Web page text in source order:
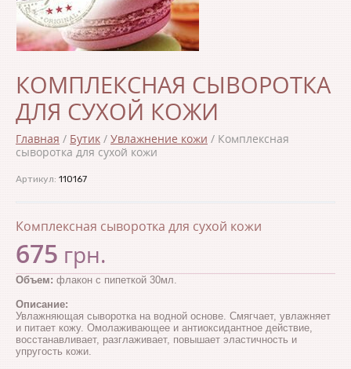
КОМПЛЕКСНАЯ СЫВОРОТКА
ДЛЯ СУХОЙ КОЖИ
Главная / Бутик / Увлажнение кожи / Комплексная
сыворотка для сухой кожи
Артикул: 110167
Комплексная сыворотка для сухой кожи
675 грн.
Объем: флакон с пипеткой 30мл.
Описание:
Увлажняющая сыворотка на водной основе. Смягчает, увлажняет
и питает кожу. Омолаживающее и антиоксидантное действие,
восстанавливает, разглаживает, повышает эластичность и
упругость кожи.